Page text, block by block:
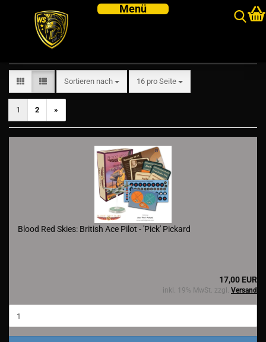
Aces
Sortieren nach
Sortieren nach 16 pro Seite
pro Seite
1 2 »
Blood Red Skies: British Ace Pilot - 'Pick' Pickard
17,00 EUR
inkl. 19% MwSt. zzgl. Versand